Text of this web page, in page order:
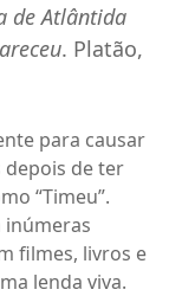
de Atlântida
. Platão,
para causar
depois de ter
“Timeu”.
inúmeras
filmes, livros e
lenda viva.